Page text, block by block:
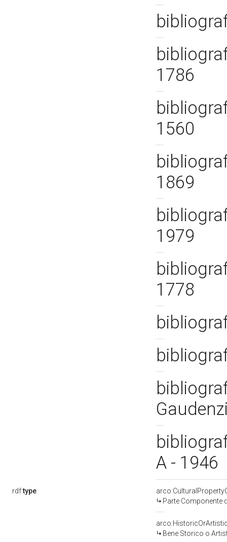
1786
1560
1869
1979
1778
A - 1946
rdf:type
Parte Componente
Bene Storico o